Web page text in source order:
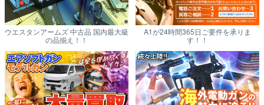
ウエスタンアームズ 中古品 国内最大級
の品揃え！！
A1が24時間365日ご要件を承りま
す！！